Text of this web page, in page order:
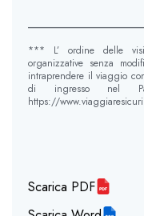
*** L’ ordine delle
organizzative senza
intraprendere il viaggio
di ingresso nel
https://
Scarica PDF